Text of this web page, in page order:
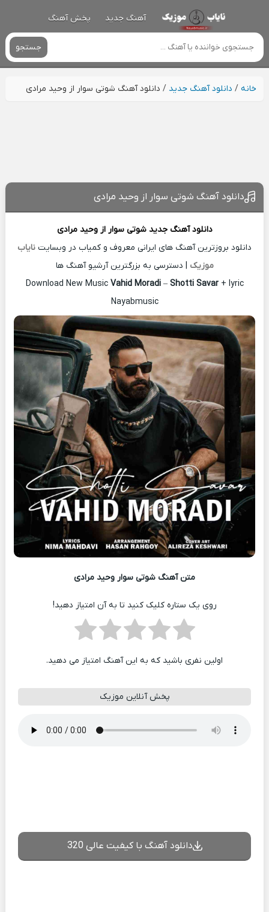
آهنگ جدید پخش آهنگ
جستجو
خانه/ دانلود آهنگ جدید / دانلود آهنگ شوتی سوار از وحید مرادی
دانلود آهنگ شوتی سوار از وحید مرادی
دانلود آهنگ جدید شوتی سوار ازوحید مرادی
دانلود بروزترین آهنگ های ایرانی معروف و کمیاب در وبسایت نایاب
موزیک | دسترسی به بزرگترین آرشیو آهنگ ها
Download New Music Vahid Moradi– Shotti Savar+ lyric
Nayabmusic
متن آهنگ شوتی سوار وحید مرادی
روی یک ستاره کلیک کنید تا به آن امتیاز دهید!
اولین نفری باشید که به این آهنگ امتیاز می دهید.
پخش آنلاین موزیک
دانلود آهنگ با کیفیت عالی 320